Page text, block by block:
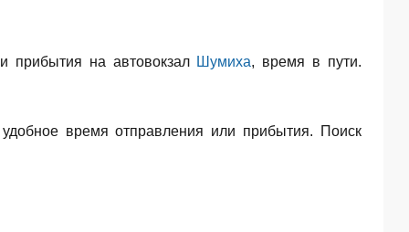
прибытия на автовокзал Шумиха, время в пути.
время отправления или прибытия. Поиск